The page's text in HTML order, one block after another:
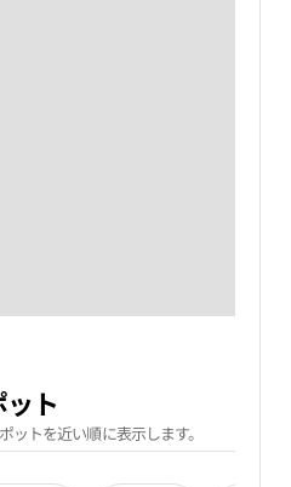
ト
ットを近い順に表示します。